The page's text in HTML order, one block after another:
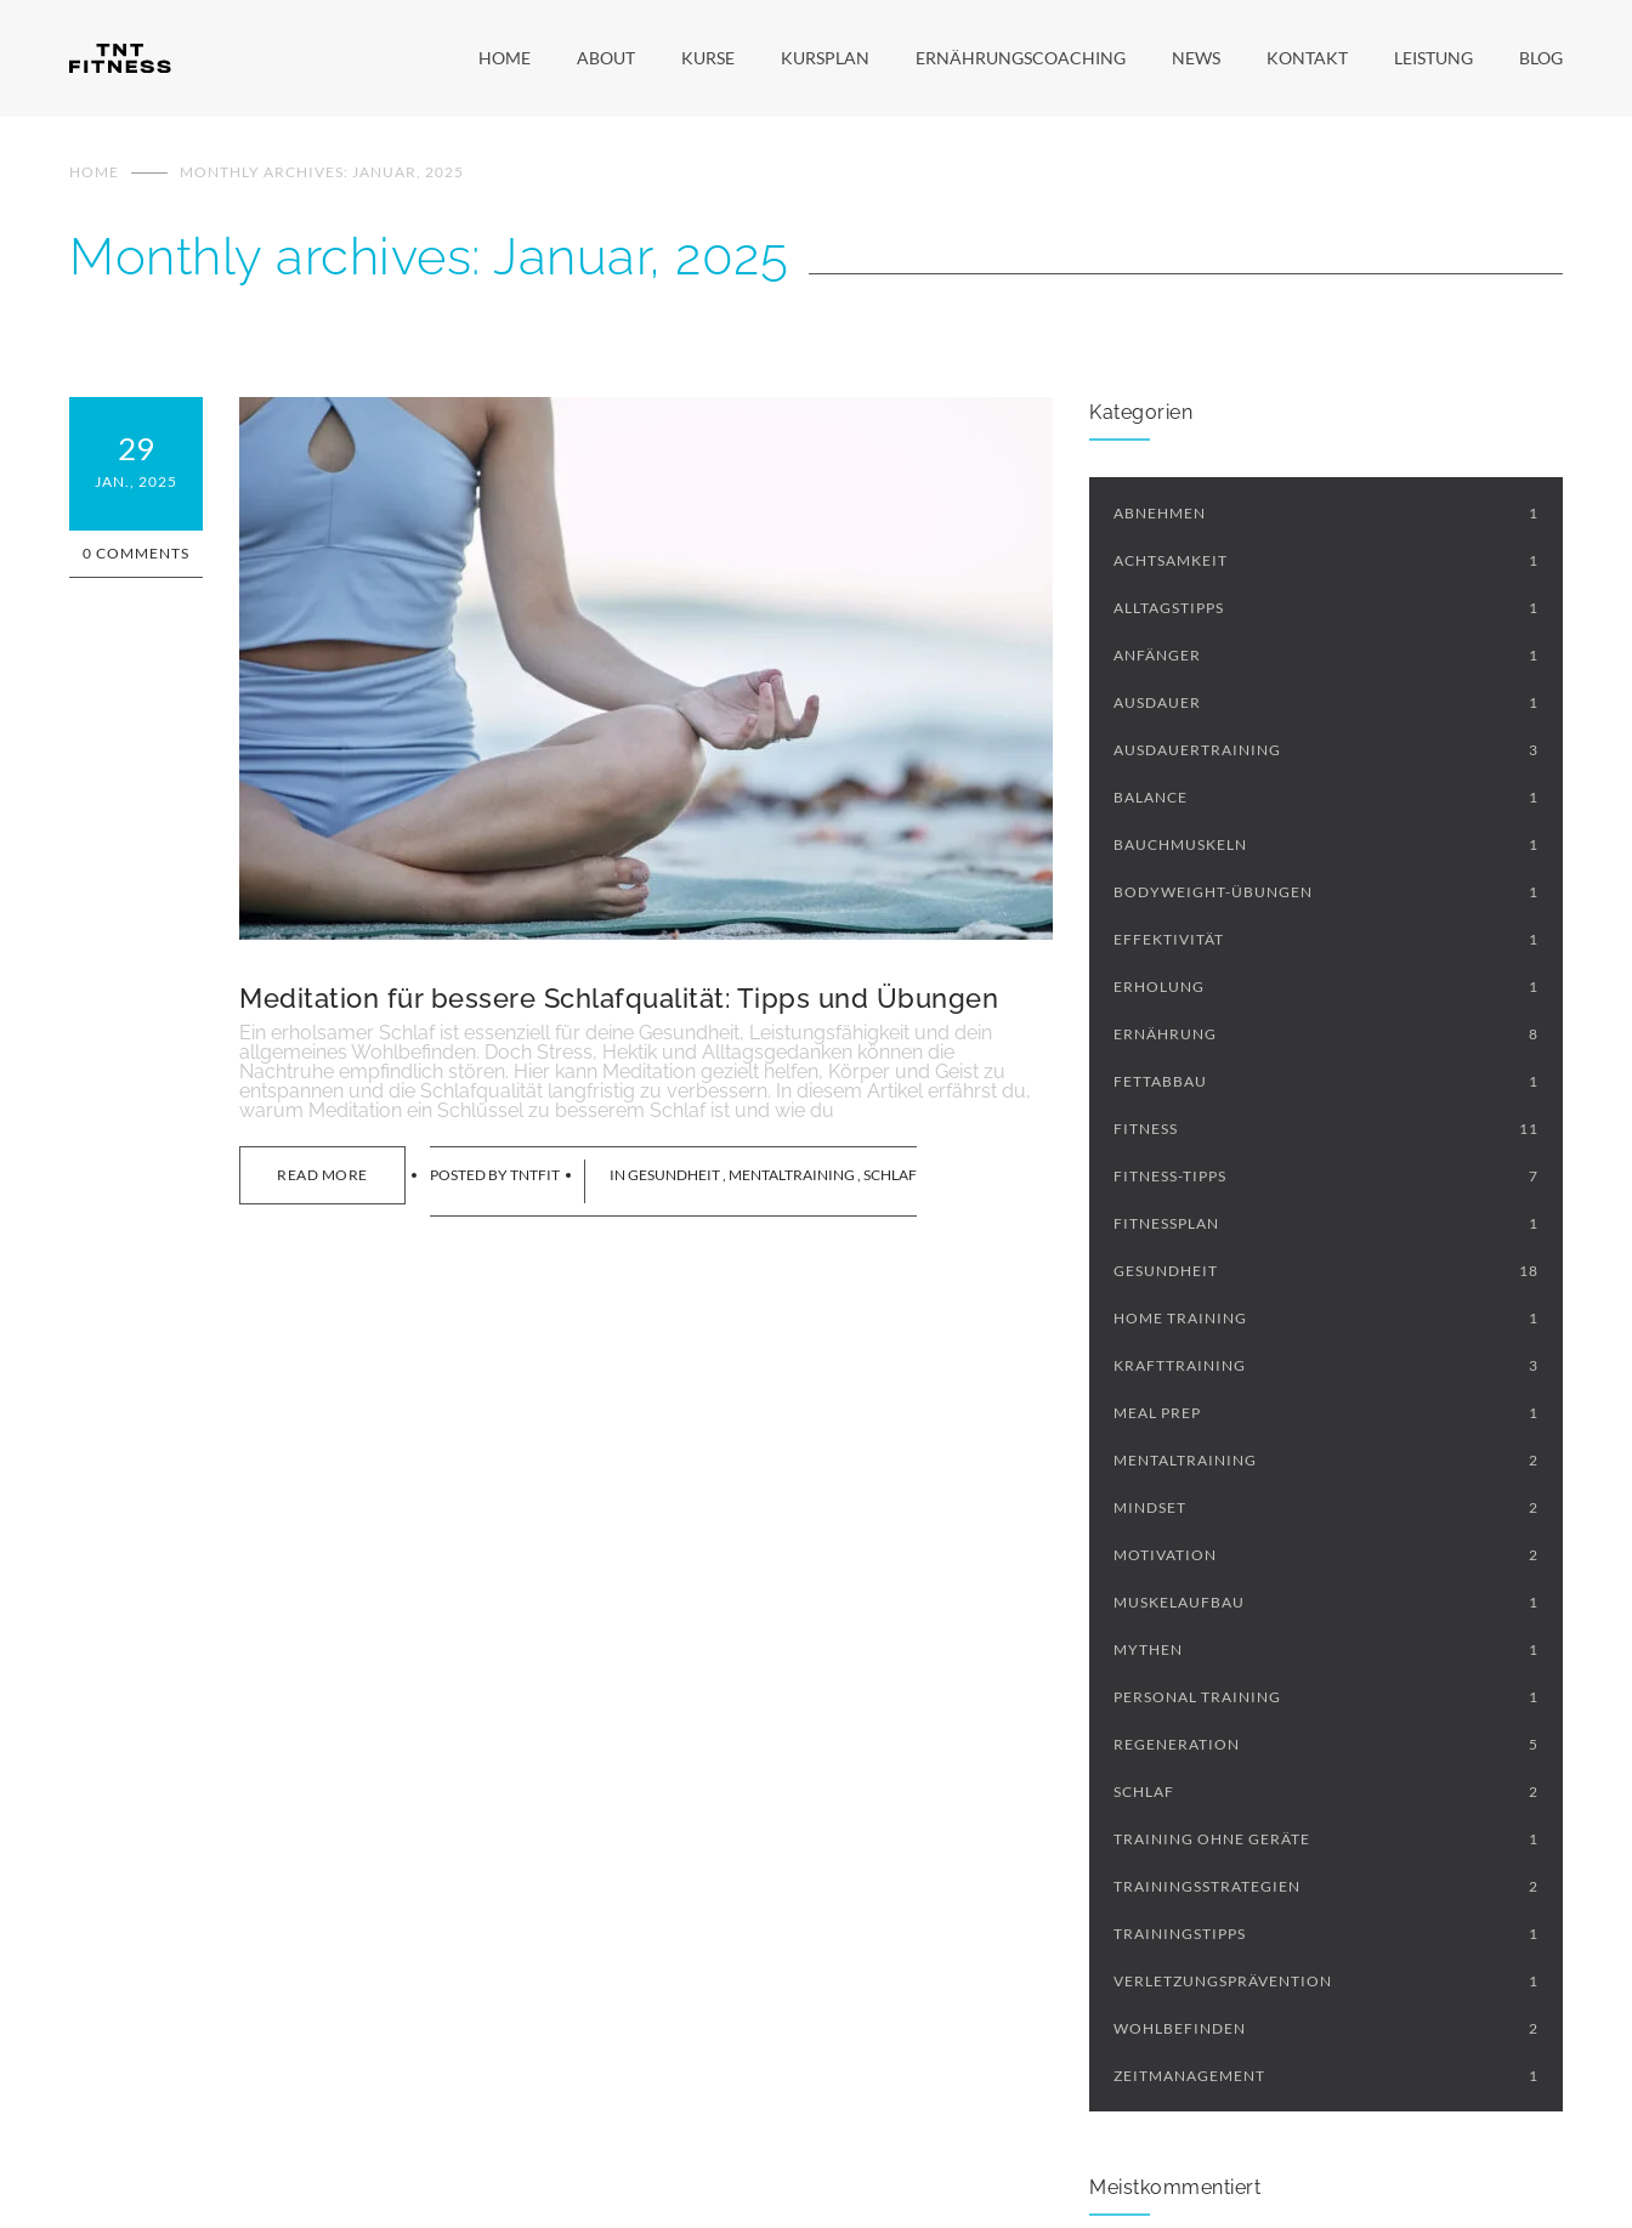
HOME ABOUT KURSE KURSPLAN ERNÄHRUNGSCOACHING NEWS KONTAKT LEISTUNG BLOG
HOME MONTHLY ARCHIVES: JANUAR, 2025
Monthly archives: Januar, 2025
29
JAN., 2025
0 COMMENTS
Meditation für bessere Schlafqualität: Tipps und Übungen
Ein erholsamer Schlaf ist essenziell für deine Gesundheit, Leistungsfähigkeit und dein
allgemeines Wohlbefinden. Doch Stress, Hektik und Alltagsgedanken können die
Nachtruhe empfindlich stören. Hier kann Meditation gezielt helfen, Körper und Geist zu
entspannen und die Schlafqualität langfristig zu verbessern. In diesem Artikel erfährst du,
warum Meditation ein Schlüssel zu besserem Schlaf ist und wie du
READ MORE POSTED BYTNTFIT IN GESUNDHEIT, MENTALTRAINING , SCHLAF
Kategorien
ABNEHMEN 1
ACHTSAMKEIT 1
ALLTAGSTIPPS 1
ANFÄNGER 1
AUSDAUER 1
AUSDAUERTRAINING 3
BALANCE 1
BAUCHMUSKELN 1
BODYWEIGHT-ÜBUNGEN 1
EFFEKTIVITÄT 1
ERHOLUNG 1
ERNÄHRUNG 8
FETTABBAU 1
FITNESS 11
FITNESS-TIPPS 7
FITNESSPLAN 1
GESUNDHEIT 18
HOME TRAINING 1
KRAFTTRAINING 3
MEAL PREP 1
MENTALTRAINING 2
MINDSET 2
MOTIVATION 2
MUSKELAUFBAU 1
MYTHEN 1
PERSONAL TRAINING 1
REGENERATION 5
SCHLAF 2
TRAINING OHNE GERÄTE 1
TRAININGSSTRATEGIEN 2
TRAININGSTIPPS 1
VERLETZUNGSPRÄVENTION 1
WOHLBEFINDEN 2
ZEITMANAGEMENT 1
Meistkommentiert